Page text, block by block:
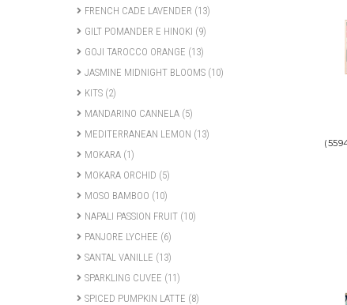
FRENCH CADE LAVENDER (13)
GILT POMANDER E HINOKI (9)
GOJI TAROCCO ORANGE (13)
JASMINE MIDNIGHT BLOOMS (10)
KITS (2)
MANDARINO CANNELA (5)
MEDITERRANEAN LEMON (13)
MOKARA (1)
MOKARA ORCHID (5)
MOSO BAMBOO (10)
NAPALI PASSION FRUIT (10)
PANJORE LYCHEE (6)
SANTAL VANILLE (13)
SPARKLING CUVEE (11)
SPICED PUMPKIN LATTE (8)